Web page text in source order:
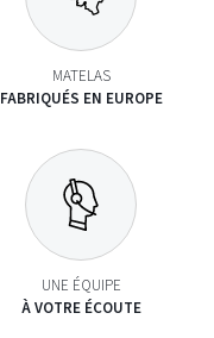
MATELAS
FABRIQUÉS EN EUROPE
UNE ÉQUIPE
À VOTRE ÉCOUTE